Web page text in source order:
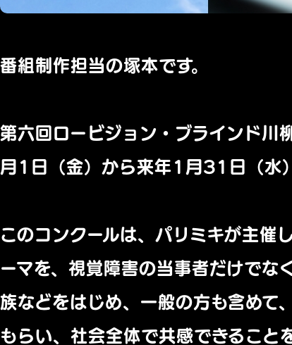
番組制作担当の塚本です。
第六回ロービジョン・ブラインド川
月1日（金）から来年1月31日（水
このコンクールは、パリミキが主催
ーマを、視覚障害の当事者だけでな
族などをはじめ、一般の方も含めて
もらい、社会全体で共感できること